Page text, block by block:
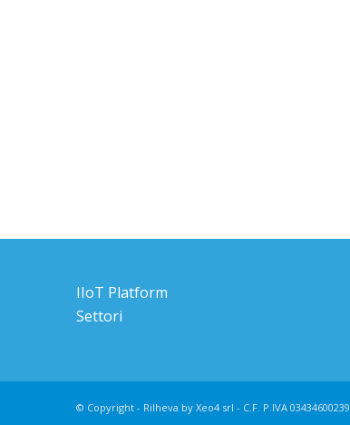
IIoT Platform
Settori
© Copyright - Rilheva by Xeo4 srl - C.F. P.IVA 03434600239